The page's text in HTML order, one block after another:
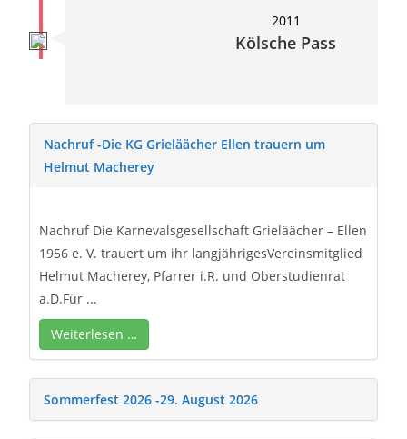
2011
Kölsche Pass
Nachruf -Die KG Grieläächer Ellen trauern um
Helmut Macherey
Nachruf Die Karnevalsgesellschaft Grieläächer – Ellen
1956 e. V. trauert um ihr langjährigesVereinsmitglied
Helmut Macherey, Pfarrer i.R. und Oberstudienrat
a.D.Für ...
Weiterlesen …
Sommerfest 2026 -29. August 2026